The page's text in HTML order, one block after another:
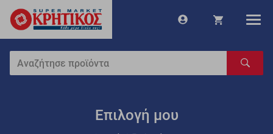
Επιλογή μου